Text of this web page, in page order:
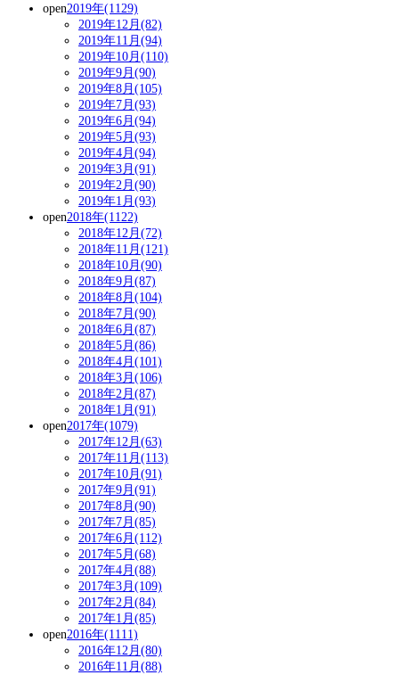
open2019年(1129)
2019年12月(82)
2019年11月(94)
2019年10月(110)
2019年9月(90)
2019年8月(105)
2019年7月(93)
2019年6月(94)
2019年5月(93)
2019年4月(94)
2019年3月(91)
2019年2月(90)
2019年1月(93)
open2018年(1122)
2018年12月(72)
2018年11月(121)
2018年10月(90)
2018年9月(87)
2018年8月(104)
2018年7月(90)
2018年6月(87)
2018年5月(86)
2018年4月(101)
2018年3月(106)
2018年2月(87)
2018年1月(91)
open2017年(1079)
2017年12月(63)
2017年11月(113)
2017年10月(91)
2017年9月(91)
2017年8月(90)
2017年7月(85)
2017年6月(112)
2017年5月(68)
2017年4月(88)
2017年3月(109)
2017年2月(84)
2017年1月(85)
open2016年(1111)
2016年12月(80)
2016年11月(88)